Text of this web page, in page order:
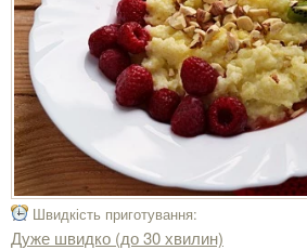
Швидкість приготування:
Дуже швидко (до 30 хвилин)